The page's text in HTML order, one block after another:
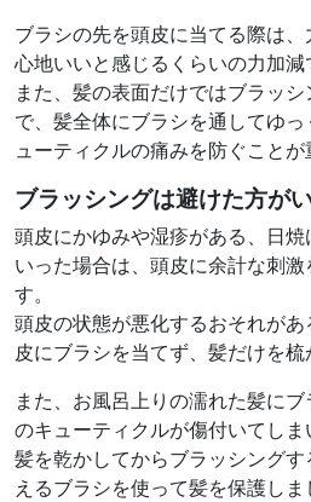
ブラシの先を頭皮に当てる際は
心地いいと感じるくらいの力加減
また、髪の表面だけではブラッ
で、髪全体にブラシを通してゆ
ューティクルの痛みを防ぐことが
ブラッシングは避けた方が
頭皮にかゆみや湿疹がある、日
いった場合は、頭皮に余計な刺
す。
頭皮の状態が悪化するおそれが
皮にブラシを当てず、髪だけを梳
また、お風呂上りの濡れた髪に
のキューティクルが傷付いてしま
髪を乾かしてからブラッシング
えるブラシを使って髪を保護しま